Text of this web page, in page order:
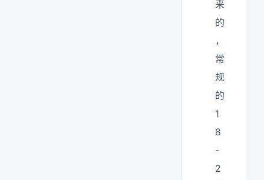
来
的
，
常
规
的
1
8
-
2